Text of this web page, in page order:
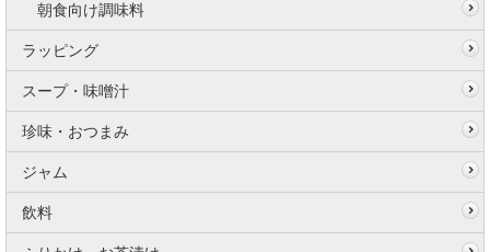
朝食向け調味料
ラッピング
スープ・味噌汁
珍味・おつまみ
ジャム
飲料